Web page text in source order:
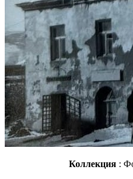
Коллекция: